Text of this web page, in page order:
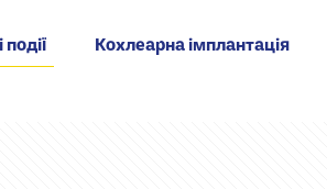
Кохлеарна імплантація